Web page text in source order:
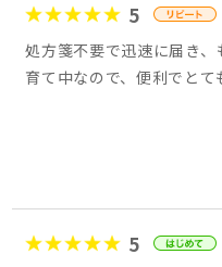
5
処方箋不要で迅速に届き
育て中なので、便利でとて
5